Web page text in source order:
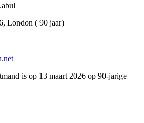
, London ( 90 jaar)
is op 13 maart 2026 op 90-jarige